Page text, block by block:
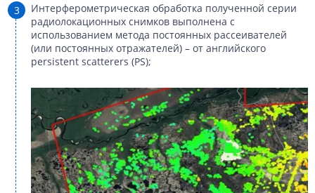
Интерферометрическая обработка полученной серии
радиолокационных снимков выполнена с
использованием метода постоянных рассеивателей
(или постоянных отражателей) – от английского
persistent scatterers (PS);